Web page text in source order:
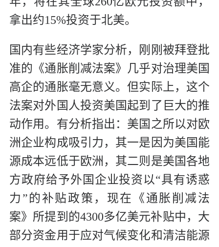
拿出约15%投资于北美。
国内有些经济学家分析，刚刚被拜登批
准的《通胀削减法案》几乎对治理美国
高企的通胀毫无意义。但实际上，这个
法案对外国人投资美国起到了巨大的推
动作用。有分析指出：美国之所以对欧
洲企业构成吸引力，其一是因为美国能
源成本远低于欧洲，其二则是美国各地
方政府给予外国企业投资以“具有诱惑
力”的补贴政策，现在《通胀削减法
案》所提到的4300多亿美元补贴中，大
部分资金用于应对气候变化和清洁能源